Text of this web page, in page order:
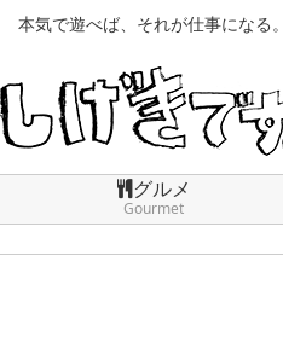
本気で遊べば、それが仕事になる。
グルメ
Gourmet